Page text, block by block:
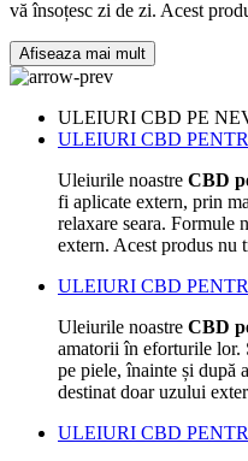
vă însoțesc zi de zi. Acest
Afiseaza mai mult
ULEIURI CBD PE
ULEIURI CBD
Uleiurile noastre CBD
fi aplicate extern, prin
relaxare seara. Formule
extern. Acest produs nu
ULEIURI CBD
Uleiurile noastre CBD
amatorii în eforturile lor.
pe piele, înainte și după
destinat doar uzului
ULEIURI CBD